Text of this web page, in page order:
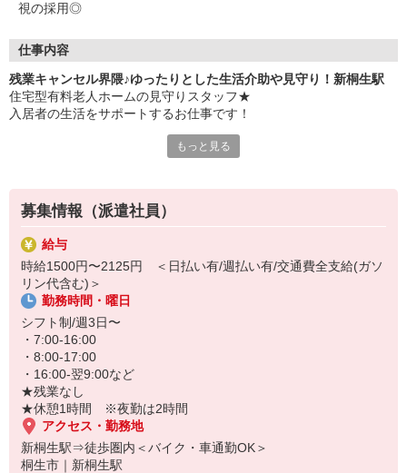
視の採用◎
仕事内容
残業キャンセル界隈♪ゆったりとした生活介助や見守り！新桐生駅
住宅型有料老人ホームの見守りスタッフ★
入居者の生活をサポートするお仕事です！
主な仕事内容は…
・施設内の見回り
・生活相談やお話相手
・お部屋や廊下の掃除
・状態に合わせた生活介助 など
⇒出来ることからお任せします♪
短期2ヶ月〜長期もOK！そして高時給♪
好条件の職場で働いてプライベートも充実させましょう♪
もっと見る
募集情報（派遣社員）
給与
時給1500円〜2125円 ＜日払い有/週払い有/交通費全支給(ガソ
リン代含む)＞
勤務時間・曜日
シフト制/週3日〜
・7:00-16:00
・8:00-17:00
・16:00-翌9:00など
★残業なし
★休憩1時間 ※夜勤は2時間
アクセス・勤務地
新桐生駅⇒徒歩圏内＜バイク・車通勤OK＞
桐生市｜新桐生駅